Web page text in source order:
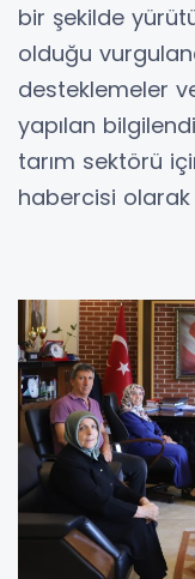
bir şekilde
olduğu
desteklemeler
yapılan
tarım sektörü
habercisi